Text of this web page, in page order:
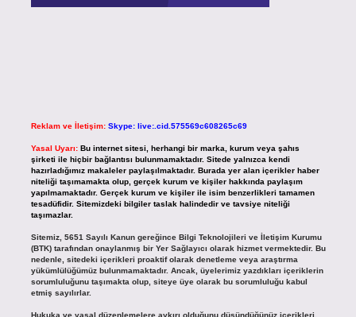
Reklam ve İletişim: Skype: live:.cid.575569c608265c69
Yasal Uyarı: Bu internet sitesi, herhangi bir marka, kurum veya şahıs
şirketi ile hiçbir bağlantısı bulunmamaktadır. Sitede yalnızca kendi
hazırladığımız makaleler paylaşılmaktadır. Burada yer alan içerikler haber
niteliği taşımamakta olup, gerçek kurum ve kişiler hakkında paylaşım
yapılmamaktadır. Gerçek kurum ve kişiler ile isim benzerlikleri tamamen
tesadüfidir. Sitemizdeki bilgiler taslak halindedir ve tavsiye niteliği
taşımazlar.
Sitemiz, 5651 Sayılı Kanun gereğince Bilgi Teknolojileri ve İletişim Kurumu
(BTK) tarafından onaylanmış bir Yer Sağlayıcı olarak hizmet vermektedir. Bu
nedenle, sitedeki içerikleri proaktif olarak denetleme veya araştırma
yükümlülüğümüz bulunmamaktadır. Ancak, üyelerimiz yazdıkları içeriklerin
sorumluluğunu taşımakta olup, siteye üye olarak bu sorumluluğu kabul
etmiş sayılırlar.